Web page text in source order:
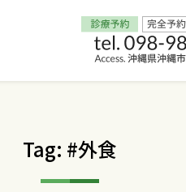
Tag: #外食
交通アクセス